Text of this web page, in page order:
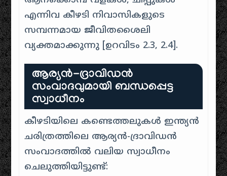
എന്നിവ കീഴടി നിവാസികളുടെ
സമ്പന്നമായ ജീവിതശൈലി
വ്യക്തമാക്കുന്നു [ ഉറവിടം 2.3, 2.4].
ആര്യൻ-ദ്രാവിഡൻ
സംവാദവുമായി ബന്ധപ്പെട്ട
സ്വാധീനം
കീഴടിയിലെ കണ്ടെത്തലുകൾ ഇന്ത്യൻ
ചരിത്രത്തിലെ ആര്യൻ-ദ്രാവിഡൻ
സംവാദത്തിൽ വലിയ സ്വാധീനം
ചെലുത്തിയിട്ടുണ്ട്: